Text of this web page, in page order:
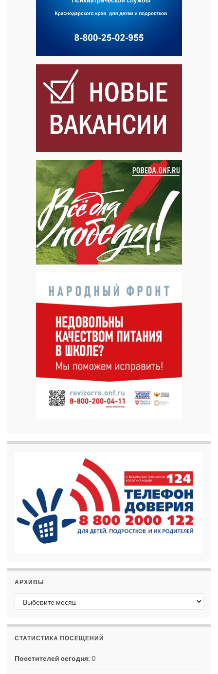
АРХИВЫ
Архивы
СТАТИСТИКА ПОСЕЩЕНИЙ
Посетителей сегодня: 0